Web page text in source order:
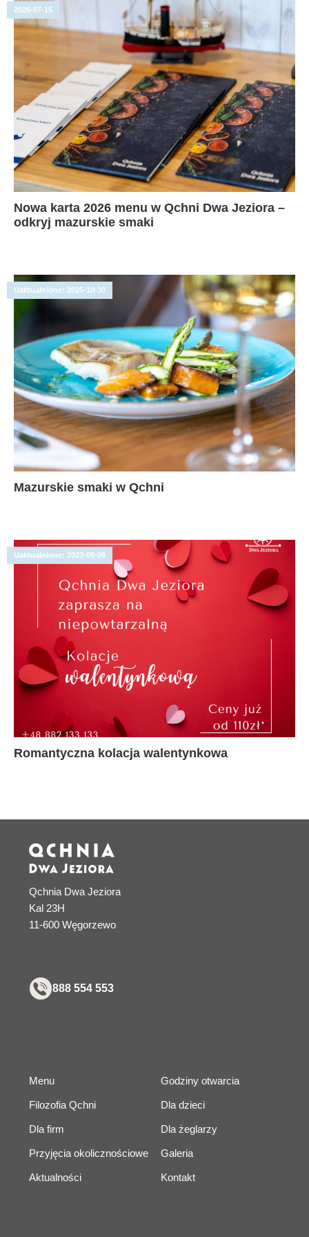
Nowa karta 2026 menu w Qchni Dwa Jeziora –
odkryj mazurskie smaki
2026-07-15
Mazurskie smaki w Qchni
Uaktualnione: 2025-10-30
Romantyczna kolacja walentynkowa
Uaktualnione: 2023-08-08
Qchnia Dwa Jeziora
Kal 23H
11-600 Węgorzewo
888 554 553
Menu Godziny otwarcia
Filozofia Qchni Dla dzieci
Dla firm Dla żeglarzy
Przyjęcia okolicznościowe Galeria
Aktualności Kontakt